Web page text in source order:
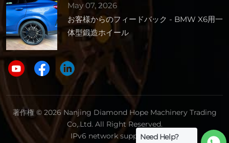
May 07, 2026
お客様からのフィードバック - BMW X6用一
体型鍛造ホイール
著作権 © 2026 Nanjing Diamond Hope Machinery Trading
Co,.Ltd. All Right Reserved.
IPv6 network supported.Need Help?